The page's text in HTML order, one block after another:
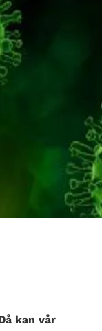
insulin eller
fungerar
kan vår